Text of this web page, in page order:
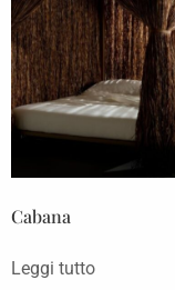
Cabana
Leggi tutto